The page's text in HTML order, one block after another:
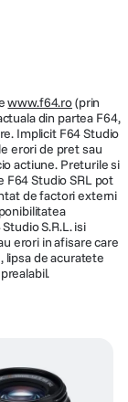
www.f64.ro(prin
din partea F64,
Implicit F64 Studio
erori de pret sau
actiune. Preturile si
Studio SRL pot
de factori externi
S.R.L. isi
erori in afisare care
lipsa de acuratete